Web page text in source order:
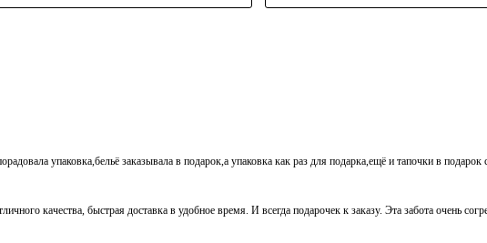
упаковка,бельё заказывала в подарок,а упаковка как раз для подарка,ещё и тапочки в подарок
качества, быстрая доставка в удобное время. И всегда подарочек к заказу. Эта забота очень